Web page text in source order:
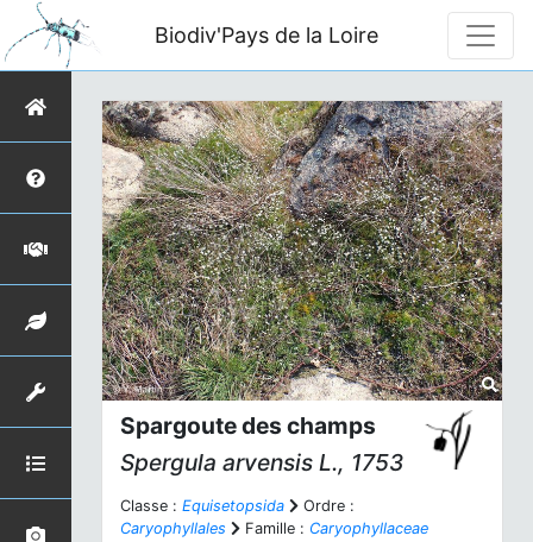
Biodiv'Pays de la Loire
Spargoute des champs
Spergula arvensis L., 1753
Classe : Equisetopsida
Ordre :
Caryophyllales
Famille : Caryophyllaceae